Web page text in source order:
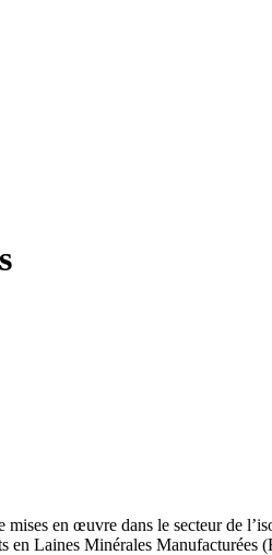
mises en œuvre dans le secteur de
en Laines Minérales Manufacturées